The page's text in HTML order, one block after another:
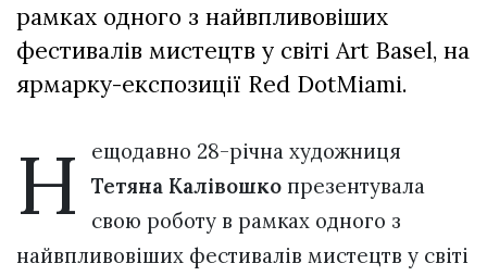
рамках одного з найвпливовіших
фестивалів мистецтв у світі Art Basel, на
ярмарку-експозиції Red DotMiami.
Н
ещодавно 28-річна художниця
Тетяна Калівошко презентувала
свою роботу в рамках одного з
найвпливовіших фестивалів мистецтв у світі